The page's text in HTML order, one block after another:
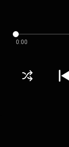
0:00